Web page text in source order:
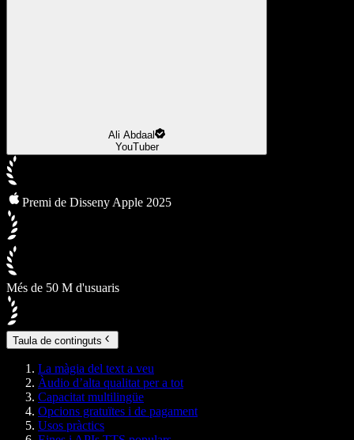
Ali Abdaal
YouTuber
Premi de Disseny Apple 2025
Més de 50 M d'usuaris
Taula de continguts
La màgia del text a veu
Àudio d’alta qualitat per a tot
Capacitat multilingüe
Opcions gratuïtes i de pagament
Usos pràctics